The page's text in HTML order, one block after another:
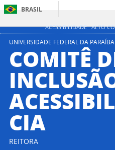
ACESSIBILIDADE ALTO
BRASIL
UNIVERSIDADE FEDERAL DA
COMITÊ
CIA
REITORA